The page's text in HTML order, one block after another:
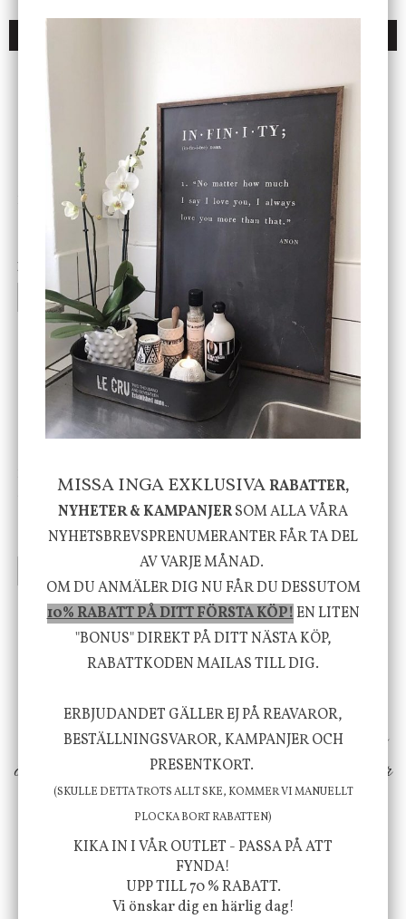
Cloudy kruka mini, vit
199 kr
INFO KÖP
Star Trading
Bordslampa Mushroom
vit, Utomhus
499 kr
INFO
House Doctor
Skål, Hands marmor
635 kr 795 kr
-20%
Nicolas Vahé
Serveringsfat, Ostron,
Stengods
415 kr
INFO
Vi vill förmedla känsla, upplevelse och
välbefinnande för dig och ditt hem! Med
inspiration från naturen och dess färgpalett
erbjuder vi omsorgsfullt utvalda produkter som
ökar trivsel i ditt hem och ger det lilla extra för
att öka ditt välmående!
FÖLJ OSS PÅ INSTAGRAM @JBHOME
MISSA INGA EXKLUSIVARABATTER,
NYHETER & KAMPANJERSOM ALLA VÅRA
NYHETSBREVSPRENUMERANTER FÅR TA DEL
AV VARJE MÅNAD.
OM DU ANMÄLER DIG NU FÅR DU DESSUTOM
10% RABATT PÅ DITT FÖRSTA KÖP!EN LITEN
"BONUS" DIREKT PÅ DITT NÄSTA KÖP,
RABATTKODEN MAILAS TILL DIG.
ERBJUDANDET GÄLLER EJ PÅ REAVAROR,
BESTÄLLNINGSVAROR, KAMPANJER OCH
PRESENTKORT.
(SKULLE DETTA TROTS ALLT SKE, KOMMER VI MANUELLT
PLOCKA BORT RABATTEN)
KIKA IN I VÅR OUTLET - PASSA PÅ ATT
FYNDA!
UPP TILL 70 % RABATT.
Vi önskar dig en härlig dag!